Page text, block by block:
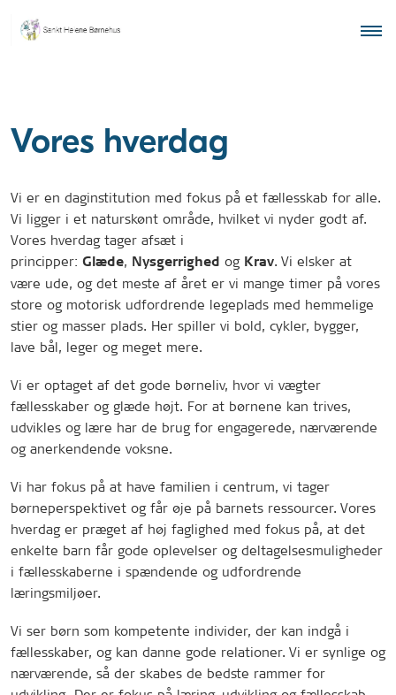
Vores hverdag
Vi er en daginstitution med fokus på et fællesskab for alle.
Vi ligger i et naturskønt område, hvilket vi nyder godt af.
Vores hverdag tager afsæt i
principper: Glæde, Nysgerrighed og Krav. Vi elsker at
være ude, og det meste af året er vi mange timer på vores
store og motorisk udfordrende legeplads med hemmelige
stier og masser plads. Her spiller vi bold, cykler, bygger,
lave bål, leger og meget mere.
Vi er optaget af det gode børneliv, hvor vi vægter
fællesskaber og glæde højt. For at børnene kan trives,
udvikles og lære har de brug for engagerede, nærværende
og anerkendende voksne.
Vi har fokus på at have familien i centrum, vi tager
børneperspektivet og får øje på barnets ressourcer. Vores
hverdag er præget af høj faglighed med fokus på, at det
enkelte barn får gode oplevelser og deltagelsesmuligheder
i fællesskaberne i spændende og udfordrende
læringsmiljøer.
Vi ser børn som kompetente individer, der kan indgå i
fællesskaber, og kan danne gode relationer. Vi er synlige og
nærværende, så der skabes de bedste rammer for